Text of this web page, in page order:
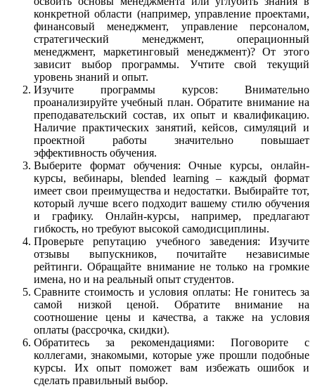
конкретной области (например, управление проектами,
финансовый менеджмент, управление персоналом,
стратегический менеджмент, операционный
менеджмент, маркетинговый менеджмент)? От этого
зависит выбор программы. Учтите свой текущий
уровень знаний и опыт.
Изучите программы курсов: Внимательно
проанализируйте учебный план. Обратите внимание на
преподавательский состав, их опыт и квалификацию.
Наличие практических занятий, кейсов, симуляций и
проектной работы значительно повышает
эффективность обучения.
Выберите формат обучения: Очные курсы, онлайн-
курсы, вебинары, blended learning – каждый формат
имеет свои преимущества и недостатки. Выбирайте тот,
который лучше всего подходит вашему стилю обучения
и графику. Онлайн-курсы, например, предлагают
гибкость, но требуют высокой самодисциплины.
Проверьте репутацию учебного заведения: Изучите
отзывы выпускников, почитайте независимые
рейтинги. Обращайте внимание не только на громкие
имена, но и на реальный опыт студентов.
Сравните стоимость и условия оплаты: Не гонитесь за
самой низкой ценой. Обратите внимание на
соотношение цены и качества, а также на условия
оплаты (рассрочка, скидки).
Обратитесь за рекомендациями: Поговорите с
коллегами, знакомыми, которые уже прошли подобные
курсы. Их опыт поможет вам избежать ошибок и
сделать правильный выбор.